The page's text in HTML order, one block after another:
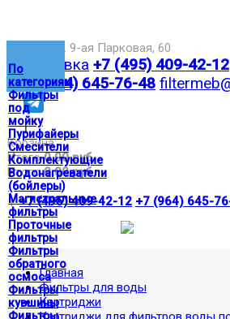
По
категориям
Фильтры
под
мойку
Пурифайеры
Смесители
Комплектующие
Водонагреватели
(бойлеры)
Магистральные
фильтры
Проточные
фильтры
Фильтры
обратного
осмоса
Фильтры
кувшины
Фильтры
Москва,ул. 9-ая Парковая, 60
Доставка +7 (495) 409-42-12
+7 (964) 645-76-48
|
Корзина:
Итого0.00 руб
Итого0.00 руб
| +7 (495) 409-42-12 +7 (964) 645-
Главная
Фильтры для воды
Картриджи